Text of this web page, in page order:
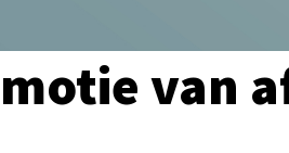
motie van